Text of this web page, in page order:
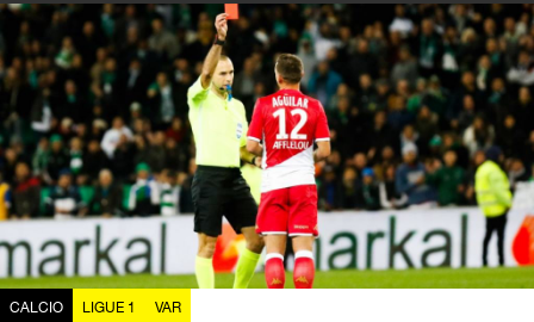
CALCIO LIGUE 1 VAR